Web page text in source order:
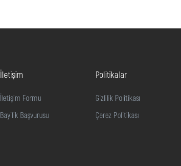
İletişim
İletişim Formu
Bayilik Başvurusu
Politikalar
Gizlilik Politikası
Çerez Politikası